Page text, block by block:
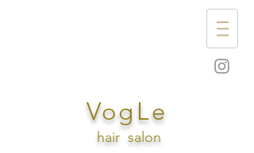
VogLe
hair salon